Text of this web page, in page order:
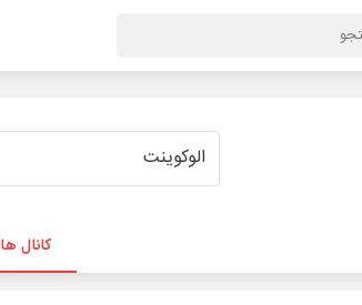
کانال ها